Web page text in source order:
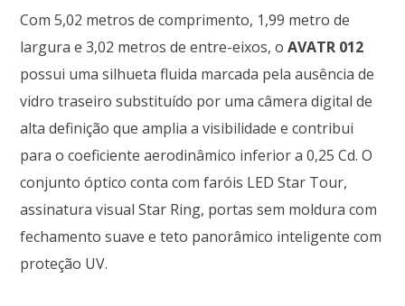
Com 5,02 metros de comprimento, 1,99 metro de
largura e 3,02 metros de entre-eixos, oAVATR 012
possui uma silhueta fluida marcada pela ausência de
vidro traseiro substituído por uma câmera digital de
alta definição que amplia a visibilidade e contribui
para o coeficiente aerodinâmico inferior a 0,25 Cd. O
conjunto óptico conta com faróis LED Star Tour,
assinatura visual Star Ring, portas sem moldura com
fechamento suave e teto panorâmico inteligente com
proteção UV.